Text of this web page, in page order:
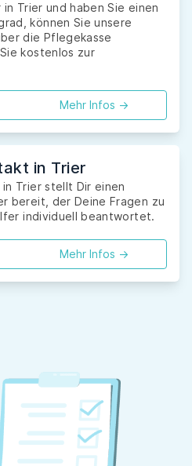
Trier und haben Sie einen
können Sie unsere
die Pflegekasse
kostenlos zur
Mehr Infos ->
in Trier
Trier stellt Dir einen
bereit, der Deine Fragen zu
individuell beantwortet.
Mehr Infos ->